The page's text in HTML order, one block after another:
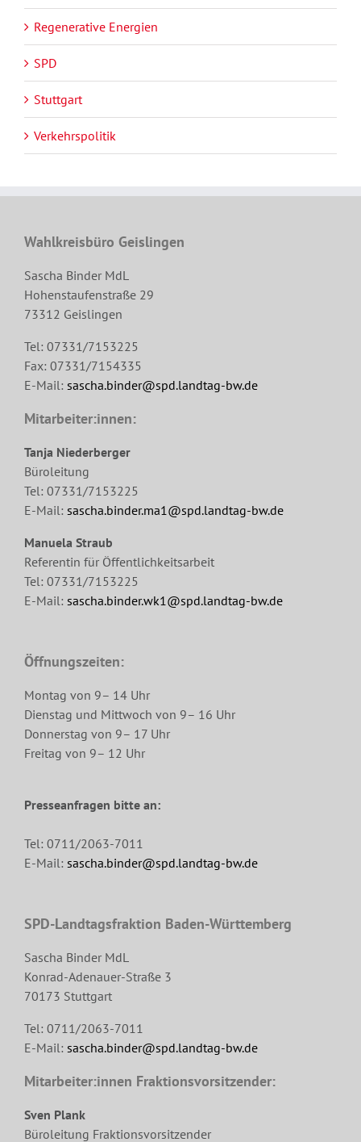
Regenerative Energien
SPD
Stuttgart
Verkehrspolitik
Wahlkreisbüro Geislingen
Sascha Binder MdL
Hohenstaufenstraße 29
73312 Geislingen
Tel: 07331/7153225
Fax: 07331/7154335
E-Mail: sascha.binder@spd.landtag-bw.de
Mitarbeiter:innen:
Tanja Niederberger
Büroleitung
Tel: 07331/7153225
E-Mail: sascha.binder.ma1@spd.landtag-bw.de
Manuela Straub
Referentin für Öffentlichkeitsarbeit
Tel: 07331/7153225
E-Mail: sascha.binder.wk1@spd.landtag-bw.de
Öffnungszeiten:
Montag von 9– 14 Uhr
Dienstag und Mittwoch von 9– 16 Uhr
Donnerstag von 9– 17 Uhr
Freitag von 9– 12 Uhr
Presseanfragen bitte an:
Tel: 0711/2063-7011
E-Mail: sascha.binder@spd.landtag-bw.de
SPD-Landtagsfraktion Baden-Württemberg
Sascha Binder MdL
Konrad-Adenauer-Straße 3
70173 Stuttgart
Tel: 0711/2063-7011
E-Mail: sascha.binder@spd.landtag-bw.de
Mitarbeiter:innen Fraktionsvorsitzender:
Sven Plank
Büroleitung Fraktionsvorsitzender